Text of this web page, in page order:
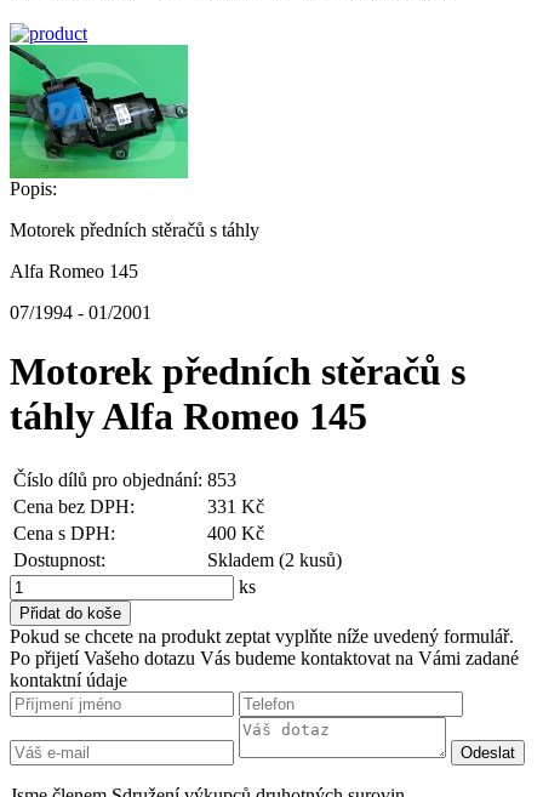
Popis:
Motorek předních stěračů s táhly
Alfa Romeo 145
07/1994 - 01/2001
Motorek předních stěračů s
táhly Alfa Romeo 145
Číslo dílů pro objednání: 853
Cena bez DPH:
331 Kč
Cena s DPH:
400 Kč
Dostupnost:
Skladem (2 kusů)
ks
Pokud se chcete na produkt zeptat vyplňte níže uvedený formulář.
Po přijetí Vašeho dotazu Vás budeme kontaktovat na Vámi zadané
kontaktní údaje